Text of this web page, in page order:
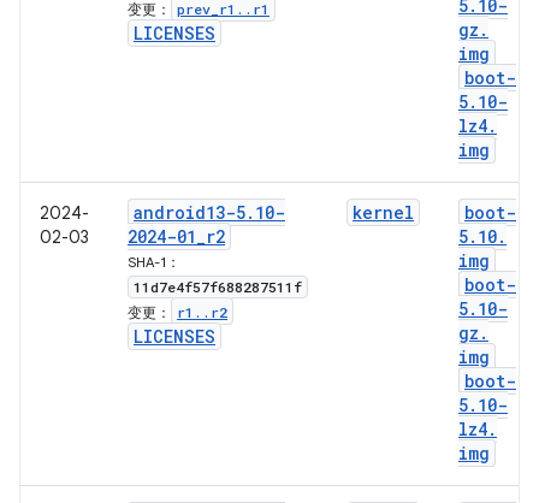
变更： prev r1 . . r1
LICENSES
5. 10-
gz .
img
boot-
5. 10-
lz4.
img
2024-
02-03
android13-5. 10-
2024-01_r2
SHA-1：
11d7e4f57f688287511f
变更： r1 . . r2
LICENSES
kernel
boot-
5. 10.
img
boot-
5. 10-
gz .
img
boot-
5. 10-
lz4.
img